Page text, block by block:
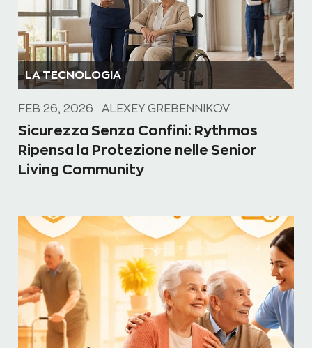
LA TECNOLOGIA
FEB 26, 2026 ALEXEY GREBENNIKOV
Sicurezza Senza Confini: Rythmos
Ripensa la Protezione nelle Senior
Living Community